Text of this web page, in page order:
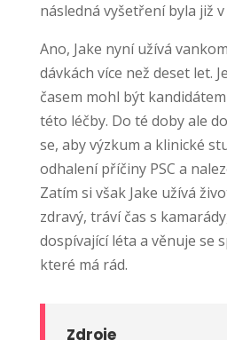
následná vyšetření byla již
Ano, Jake nyní užívá
dávkách více než deset let.
časem mohl být
této léčby. Do té doby ale
se, aby výzkum a klinické
odhalení příčiny PSC a
Zatím si však Jake užívá
zdravý, tráví čas s
dospívající léta a věnuje se
které má rád.
Zdroje